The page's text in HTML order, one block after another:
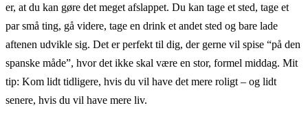
er, at du kan gøre det meget afslappet. Du kan tage et sted, tage et
par små ting, gå videre, tage en drink et andet sted og bare lade
aftenen udvikle sig. Det er perfekt til dig, der gerne vil spise “på den
spanske måde”, hvor det ikke skal være en stor, formel middag. Mit
tip: Kom lidt tidligere, hvis du vil have det mere roligt – og lidt
senere, hvis du vil have mere liv.